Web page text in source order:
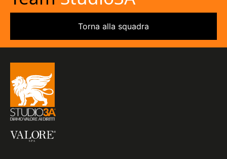
Torna alla squadra